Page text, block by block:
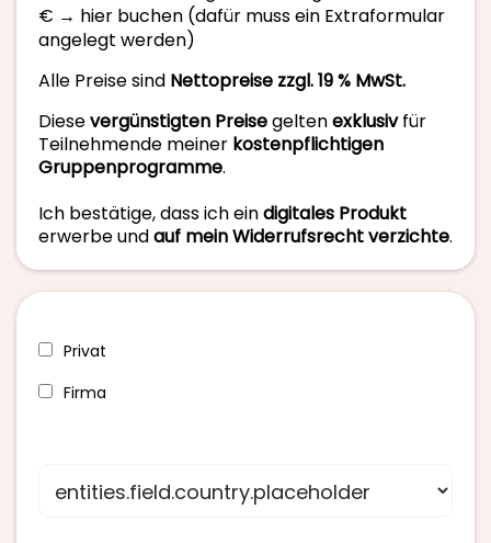
€ → hier buchen (dafür muss ein Extraformular
angelegt werden)
Alle Preise sind Nettopreise zzgl. 19 % MwSt.
Diesevergünstigten Preisegeltenexklusivfür
Teilnehmende meiner kostenpflichtigen
Gruppenprogramme.
Ich bestätige, dass ich eindigitales Produkt
erwerbe undauf mein Widerrufsrecht verzichte.
Privat
Firma